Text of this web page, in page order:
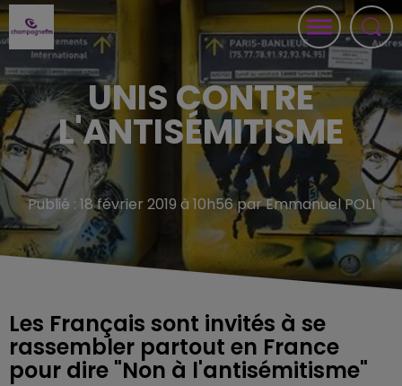
UNIS CONTRE
L'ANTISÉMITISME
Publié : 18 février 2019 à 10h56 par Emmanuel POLI
Les Français sont invités à se
rassembler partout en France
pour dire "Non à l'antisémitisme"